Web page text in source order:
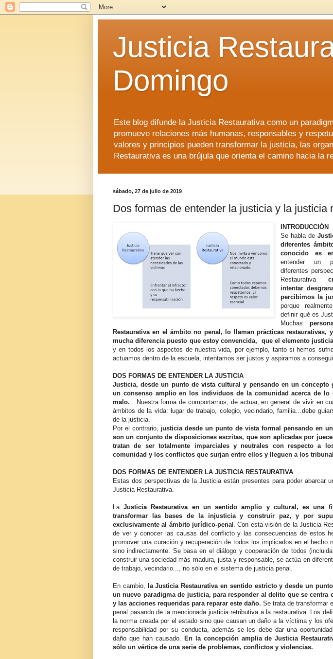
Justicia
Domingo
Este blog difunde la Justicia Restaurativa como un
promueve relaciones más humanas, responsables y
valores y principios pueden transformar la justicia, las
Restaurativa es una brújula que orienta el camino hacia la
sábado, 27 de julio de 2019
Dos formas de entender la justicia y la justicia
INTRODUCCIÓN
Se habla de
diferentes
conocido es
entender un
diferentes
Restaurativa
intentar
percibimos la
porque
definir qué es
Muchas
Restaurativa en el ámbito no penal, lo llaman prácticas restaurativas,
mucha diferencia puesto que estoy convencida, que el elemento
y en todos los aspectos de nuestra vida, por ejemplo, tanto si hemos
actuamos dentro de la escuela, intentamos ser justos y aspiramos a
DOS FORMAS DE ENTENDER LA JUSTICIA
Justicia, desde un punto de vista cultural y pensando en un concepto
un consenso amplio en los individuos de la comunidad acerca de lo
malo. . Nuestra forma de comportarnos, de actuar, en general de vivir en
ámbitos de la vida: lugar de trabajo, colegio, vecindario, familia…debe
de la justicia.
Por el contrario, justicia desde un punto de vista formal pensando en
son un conjunto de disposiciones escritas, que son aplicadas por
tratan de ser totalmente imparciales y neutrales con respecto a
comunidad y los conflictos que surjan entre ellos y lleguen a los
DOS FORMAS DE ENTENDER LA JUSTICIA RESTAURATIVA
Estas dos perspectivas de la Justicia están presentes para poder abarcar
Justicia Restaurativa.
LaJusticia Restaurativa en un sentido amplio y cultural, es una
transformar las bases de la injusticia y construir paz, y por
exclusivamente al ámbito jurídico-penal. Con esta visión de la Justicia
de ver y conocer las causas del conflicto y las consecuencias de estos
promover una curación y recuperación de todos los implicados en el hecho
sino indirectamente. Se basa en el diálogo y cooperación de todos
construir una sociedad más madura, justa y responsable, se actúa en
de trabajo, vecindario..., no sólo en el sistema de justicia penal.
En cambio,
la Justicia Restaurativa en sentido estricto y desde un
un nuevo paradigma de justicia, para responder al delito que se centra
y las acciones requeridas para reparar este daño. Se trata de transformar
penal pasando de la mencionada justicia retributiva a la restaurativa. Los
la norma creada por el estado sino que causan un daño a la víctima y los
responsabilidad por su conducta, además se les debe dar una
daño que han causado. En la concepción amplia de Justicia
sólo un vértice de una serie de problemas, conflictos y violencias.